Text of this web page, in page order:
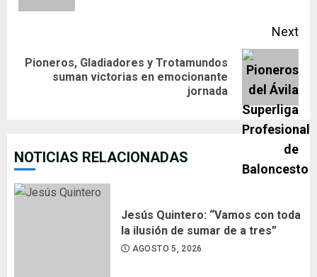
Next
Pioneros, Gladiadores y Trotamundos
suman victorias en emocionante
jornada
NOTICIAS RELACIONADAS
Jesús Quintero: “Vamos con toda
la ilusión de sumar de a tres”
AGOSTO 5, 2026